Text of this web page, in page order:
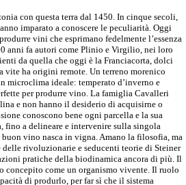
con questa terra dal 1450. In cinque secoli,
imparato a conoscere le peculiarità. Oggi
vini che esprimano fedelmente l’essenza
anni fa autori come Plinio e Virgilio, nei loro
da quella che oggi è la Franciacorta, dolci
ha origini remote. Un terreno morenico
microclima ideale: temperato d’inverno e
per produrre vino. La famiglia Cavalleri
e non hanno il desiderio di acquisirne o
conoscono bene ogni parcella e la sua
a delineare e intervenire sulla singola
vino nasca in vigna. Amano la filosofia, ma
rivoluzionarie e seducenti teorie di Steiner
pratiche della biodinamica ancora di più. Il
come un organismo vivente. Il ruolo
di produrlo, per far sì che il sistema